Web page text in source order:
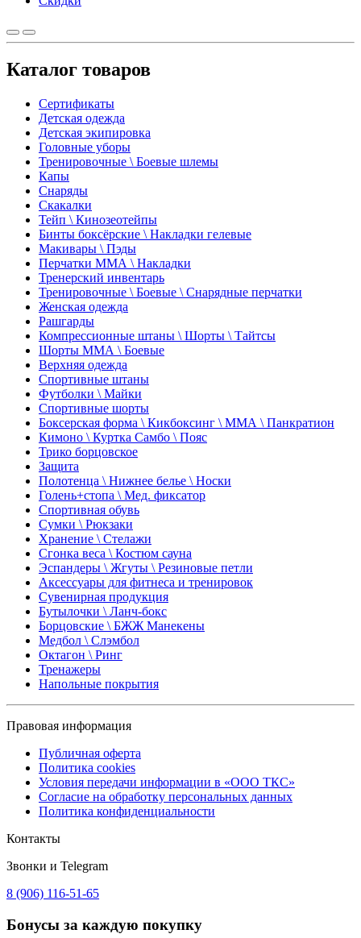
Каталог товаров
Сертификаты
Детская одежда
Детская экипировка
Головные уборы
Тренировочные \ Боевые шлемы
Капы
Снаряды
Скакалки
Тейп \ Кинозеотейпы
Бинты боксёрские \ Накладки гелевые
Макивары \ Пэды
Перчатки ММА \ Накладки
Тренерский инвентарь
Тренировочные \ Боевые \ Снарядные перчатки
Женская одежда
Рашгарды
Компрессионные штаны \ Шорты \ Тайтсы
Шорты ММА \ Боевые
Верхняя одежда
Спортивные штаны
Футболки \ Майки
Спортивные шорты
Боксерская форма \ Кикбоксинг \ ММА \ Панкратион
Кимоно \ Куртка Самбо \ Пояс
Трико борцовское
Защита
Полотенца \ Нижнее белье \ Носки
Голень+стопа \ Мед. фиксатор
Спортивная обувь
Сумки \ Рюкзаки
Хранение \ Стелажи
Сгонка веса \ Костюм сауна
Эспандеры \ Жгуты \ Резиновые петли
Аксессуары для фитнеса и тренировок
Сувенирная продукция
Бутылочки \ Ланч-бокс
Борцовские \ БЖЖ Манекены
Медбол \ Слэмбол
Октагон \ Ринг
Тренажеры
Напольные покрытия
Правовая информация
Публичная оферта
Политика cookies
Условия передачи информации в «ООО ТКС»
Согласие на обработку персональных данных
Политика конфиденциальности
Контакты
Звонки и Telegram
8 (906) 116-51-65
Бонусы за каждую покупку